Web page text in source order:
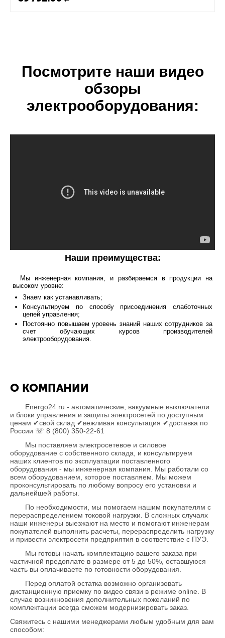
Посмотрите наши видео
обзоры
электрооборудования:
Наши преимущества:
Мы инженерная компания, и разбираемся в продукции на
высоком уровне:
Знаем как устанавливать;
Консультируем по способу присоединения слаботочных
цепей управления;
Постоянно повышаем уровень знаний наших сотрудников за
счет обучающих курсов производителей
электрооборудования.
О КОМПАНИИ
Energo24.ru - автоматические, вакуумные выключатели
и блоки управления и защиты электросетей по доступным
ценам ✔свой склад ✔вежливая консультация ✔доставка по
России ☏ 8 (800) 350-22-61
Мы поставляем электросетевое и силовое
оборудование с собственного склада, и консультируем
наших клиентов по эксплуатации поставленного
оборудования - мы инженерная компания. Мы работали со
всем оборудованием, которое поставляем. Мы можем
проконсультировать по любому вопросу его установки и
дальнейшей работы.
По необходимости, мы помогаем нашим покупателям с
перераспределением токовой нагрузки. В сложных случаях
наши инженеры выезжают на место и помогают инженерам
покупателей выполнить расчеты, перераспределить нагрузку
и привести электросети предприятия в соответствие с ПУЭ.
Мы готовы начать комплектацию вашего заказа при
частичной предоплате в размере от 5 до 50%, оставшуюся
часть вы оплачиваете по готовности оборудования.
Перед оплатой остатка возможно организовать
дистанционную приемку по видео связи в режиме online. В
случае возникновения дополнительных пожеланий по
комплектации всегда сможем модернизировать заказ.
Свяжитесь с нашими менеджерами любым удобным для вам
способом: